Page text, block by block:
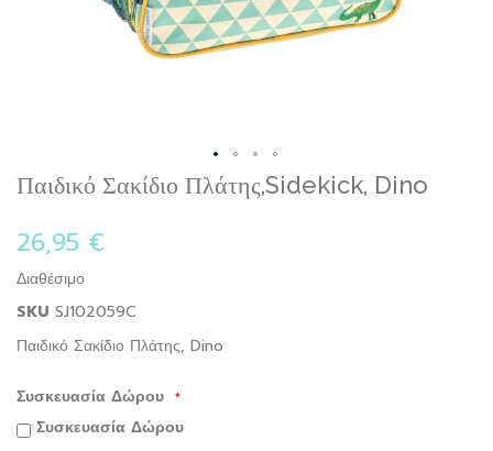
Παιδικό Σακίδιο Πλάτης,Sidekick, Dino
26,95 €
Διαθέσιμο
SKU SJ102059C
Παιδικό Σακίδιο Πλάτης, Dino
Συσκευασία Δώρου
Συσκευασία Δώρου
Skip
beginning
of
the
images
gallery